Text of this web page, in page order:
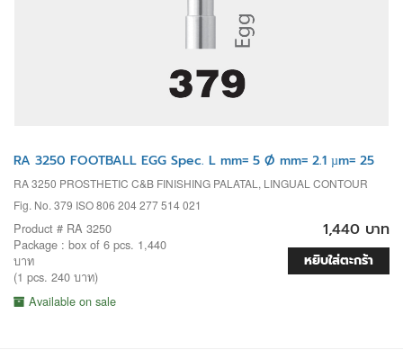
RA 3250 FOOTBALL EGG Spec. L mm= 5 Ø mm= 2.1 µm= 25
RA 3250 PROSTHETIC C&B FINISHING PALATAL, LINGUAL CONTOUR
Fig. No. 379 ISO 806 204 277 514 021
Product # RA 3250
Package : box of 6 pcs. 1,440
บาท
(1 pcs. 240 บาท)
Available on sale
1,440 บาท
หยิบใส่ตะกร้า